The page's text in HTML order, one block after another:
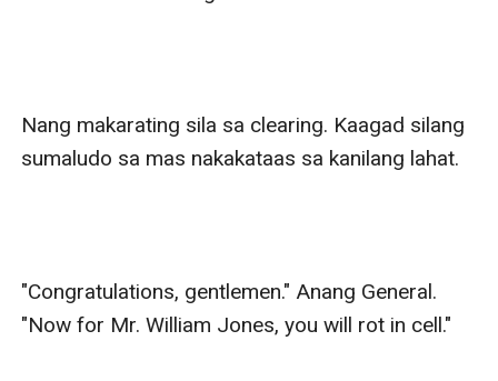
Nang makarating sila sa clearing. Kaagad silang
sumaludo sa mas nakakataas sa kanilang lahat.
"Congratulations, gentlemen." Anang General.
"Now for Mr. William Jones, you will rot in cell."